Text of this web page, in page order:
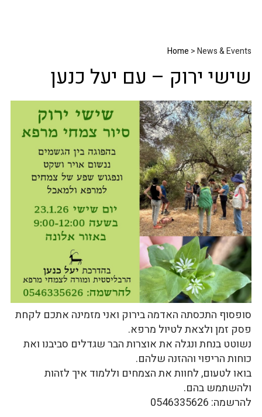
Home > News & Events
שישי ירוק – עם יעל כנען
סופסוף התכסתה האדמה בירוק ואני מזמינה אתכם לקחת
פסק זמן ולצאת לטיול מרפא.
נשוטט בנחת ונגלה את אוצרות הבר שגדלים סביבנו ואת
כוחות הריפוי וההזנה שלהם.
בואו לטעום, לחוות את הצמחים וללמוד איך לזהות
ולהשתמש בהם.
להרשמה: 0546335626